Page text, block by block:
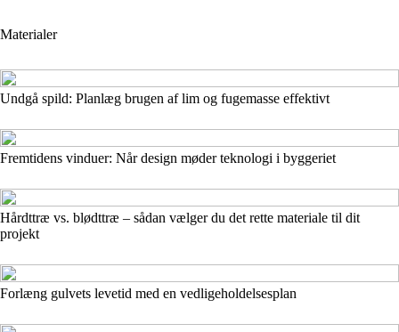
Materialer
Undgå spild: Planlæg brugen af lim og fugemasse effektivt
Fremtidens vinduer: Når design møder teknologi i byggeriet
Hårdttræ vs. blødttræ – sådan vælger du det rette materiale til dit
projekt
Forlæng gulvets levetid med en vedligeholdelsesplan